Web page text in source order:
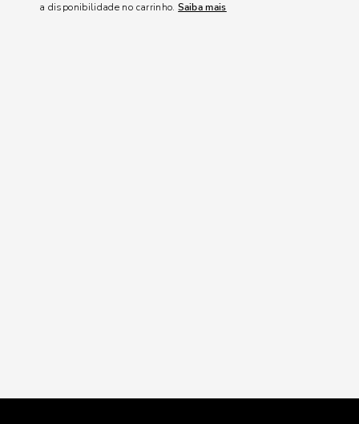
a disponibilidade no carrinho.Saiba mais